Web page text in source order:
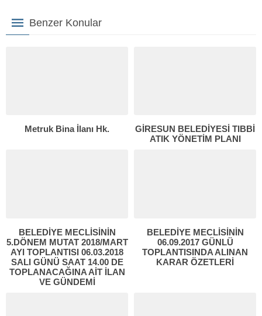
Benzer Konular
Metruk Bina İlanı Hk.
GİRESUN BELEDİYESİ TIBBİ
ATIK YÖNETİM PLANI
BELEDİYE MECLİSİNİN
5.DÖNEM MUTAT 2018/MART
AYI TOPLANTISI 06.03.2018
SALI GÜNÜ SAAT 14.00 DE
TOPLANACAĞINA AİT İLAN
VE GÜNDEMİ
BELEDİYE MECLİSİNİN
06.09.2017 GÜNLÜ
TOPLANTISINDA ALINAN
KARAR ÖZETLERİ